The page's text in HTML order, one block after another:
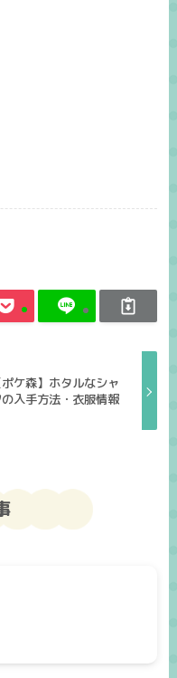
ポケ森】ホタルなシャ
入手方法・衣服情報